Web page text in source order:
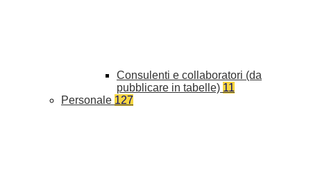
Consulenti e collaboratori (da
pubblicare in tabelle) 11
Personale 127